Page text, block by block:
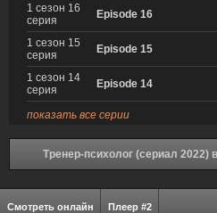
1 сезон 16
серия
Episode 16
1 сезон 15
серия
Episode 15
1 сезон 14
серия
Episode 14
показать все серии
Тренер-психолог (сериал 2022)
Смотреть онлайн Плеер #2